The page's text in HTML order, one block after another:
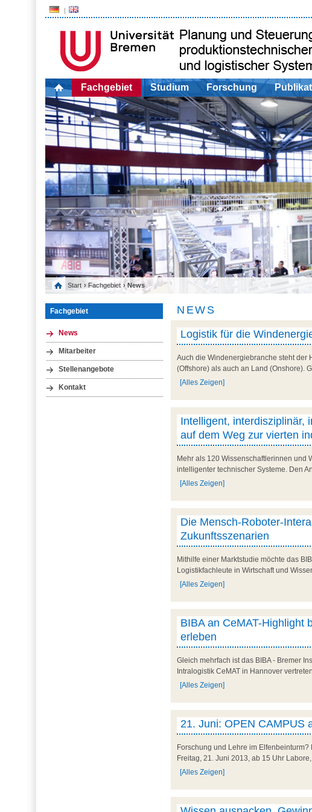
Fachgebiet Studium Forschung
Start › Fachgebiet › News
Fachgebiet
News
Mitarbeiter
Stellenangebote
Kontakt
NEWS
Logistik für die
Auch die Windenergiebranche steht der
(Offshore) als auch an Land (Onshore).
[Alles Zeigen]
Intelligent, interdisziplinär,
auf dem Weg zur vierten
Mehr als 120 Wissenschaftlerinnen und
intelligenter technischer Systeme. Den
[Alles Zeigen]
Die Mensch-Roboter-
Zukunftsszenarien
Mithilfe einer Marktstudie möchte das
Logistikfachleute in Wirtschaft und
[Alles Zeigen]
BIBA an CeMAT-Highlight
erleben
Gleich mehrfach ist das BIBA - Bremer
Intralogistik CeMAT in Hannover
[Alles Zeigen]
21. Juni: OPEN CAMPUS
Forschung und Lehre im
Freitag, 21. Juni 2013, ab 15 Uhr
[Alles Zeigen]